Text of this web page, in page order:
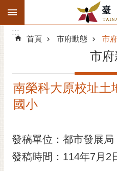
跳到主要內容區塊
搜
階
精彩府城
市府團隊
主題服務
:::
:::
首頁 市府動態 市
市府
南榮科大原校址土
國小
發稿單位：都市發展局
發稿時間：114年7月2